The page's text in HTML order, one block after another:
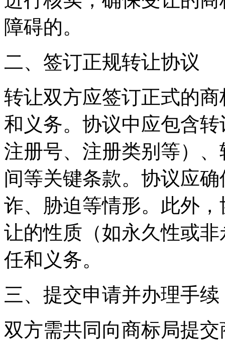
障碍的。
二、签订正规转让协议
转让双方应签订正式的
和义务。协议中应包含
注册号、注册类别等）
间等关键条款。协议应
诈、胁迫等情形。此外
让的性质（如永久性或
任和义务。
三、提交申请并办理手续
双方需共同向商标局提